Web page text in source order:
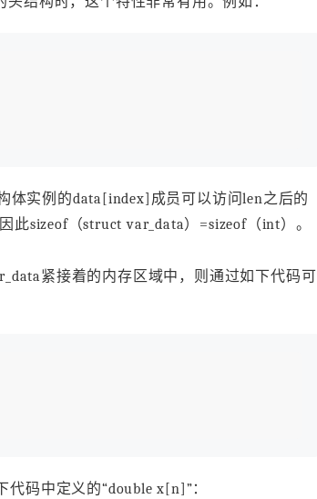
体实例的data[index]成员可以访问len之后的
sizeof（struct var_data）=sizeof（int）。
紧接着的内存区域中，则通过如下代码可
代码中定义的“double x[n]”：